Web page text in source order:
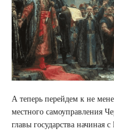
А теперь перейдем к не
местного самоуправления
главы государства начиная